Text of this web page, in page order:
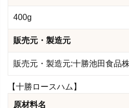
400g
販売元・製造元
販売元・製造元:十勝池田食品
【十勝ロースハム】
原材料名